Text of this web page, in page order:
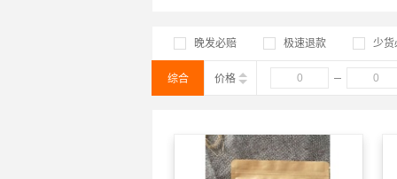
晚发必赔 极速退款 少货
综合 价格